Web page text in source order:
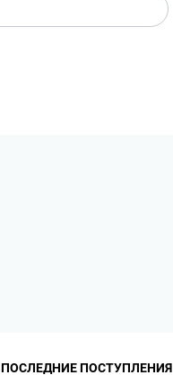
ПОСЛЕДНИЕ ПОСТУПЛЕНИЯ